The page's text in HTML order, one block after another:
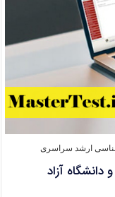
ارشد سراسری
آزاد